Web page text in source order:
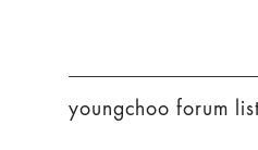
youngchoo forum